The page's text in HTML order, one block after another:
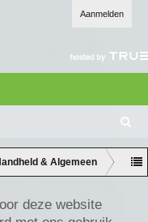
Aanmelden
oe
ke
n
& Algemeen
deze website